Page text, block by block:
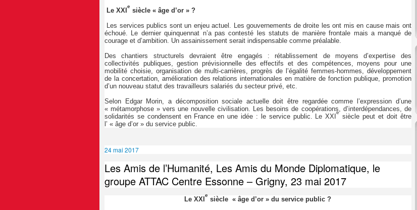
Le XXI
e
siècle « âge d’or » ?
Les services publics sont un enjeu actuel. Les gouvernements de droite les ont mis en cause mais ont
échoué. Le dernier quinquennat n’a pas contesté les statuts de manière frontale mais a manqué de
courage et d’ambition. Un assainissement serait indispensable comme préalable.
Des chantiers structurels devraient être engagés : rétablissement de moyens d’expertise des
collectivités publiques, gestion prévisionnelle des effectifs et des compétences, moyens pour une
mobilité choisie, organisation de multi-carrières, progrès de l’égalité femmes-hommes, développement
de la concertation, amélioration des relations internationales en matière de fonction publique, promotion
d’un nouveau statut des travailleurs salariés du secteur privé, etc.
Selon Edgar Morin, a décomposition sociale actuelle doit être regardée comme l’expression d’une
« métamorphose » vers une nouvelle civilisation. Les besoins de coopérations, d’interdépendances, de
solidarités se condensent en France en une idée : le service public. Le XXI
e
siècle peut et doit être
l’ « âge d’or » du service public.
24 mai 2017
Les Amis de l’Humanité, Les Amis du Monde Diplomatique, le
groupe ATTAC Centre Essonne – Grigny, 23 mai 2017
Le XXI
e
siècle « âge d’or » du service public ?